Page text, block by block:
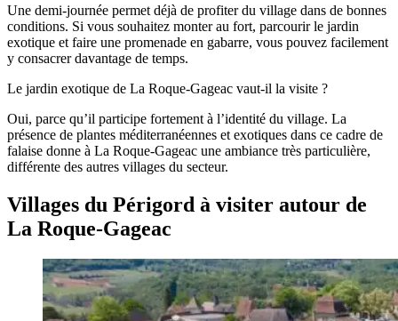
Une demi-journée permet déjà de profiter du village dans de bonnes
conditions. Si vous souhaitez monter au fort, parcourir le jardin
exotique et faire une promenade en gabarre, vous pouvez facilement
y consacrer davantage de temps.
Le jardin exotique de La Roque-Gageac vaut-il la visite ?
Oui, parce qu’il participe fortement à l’identité du village. La
présence de plantes méditerranéennes et exotiques dans ce cadre de
falaise donne à La Roque-Gageac une ambiance très particulière,
différente des autres villages du secteur.
Villages du Périgord à visiter autour de
La Roque-Gageac